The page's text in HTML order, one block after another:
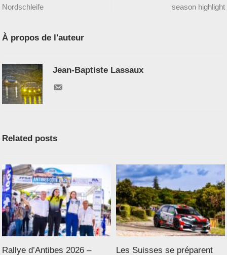
Nordschleife
season highlight
À propos de l'auteur
Jean-Baptiste Lassaux
Related posts
Rallye d’Antibes 2026 – Les Suisses se préparent